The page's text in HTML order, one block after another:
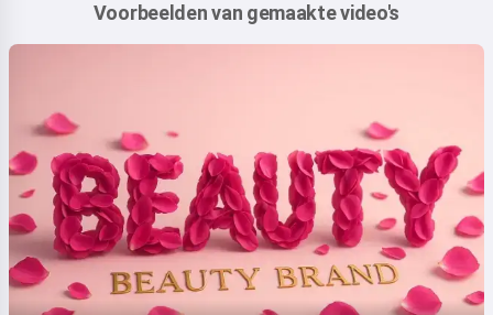
Voorbeelden van gemaakte video's